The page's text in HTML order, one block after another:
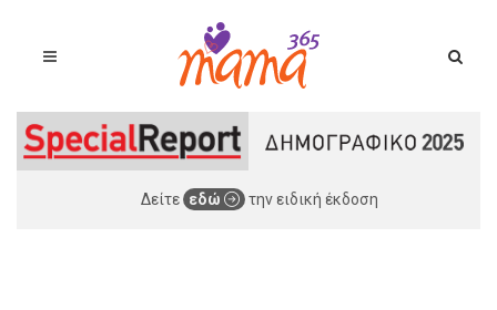
Δείτε εδώ την ειδική έκδοση